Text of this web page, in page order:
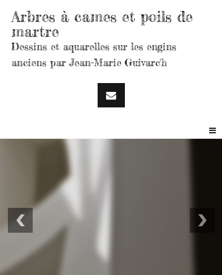
Arbres à cames et poils de
martre
Dessins et aquarelles sur les engins
anciens par Jean-Marie Guivarc'h